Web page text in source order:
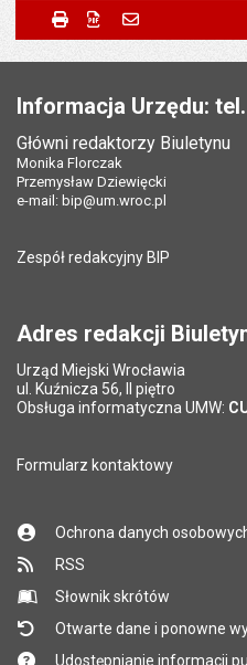
Metryczka
Odpowiedzialny za treść:
Data ostatniej aktualizacji:
Liczba wyświetleń:
Powiadom znajomego
Powiadom znajomego
Twoje imię i nazwisko
Twój adres e-mail Pole
Tytuł e-mailaPole
*
Adres e-mail znajomego
Pytanie antyspamowe
*
Pole wymagane
Drukuj Zapisz do PDF
Informacja Urzędu:
Główni redaktorzy Biuletynu
Monika Florczak
Przemysław Dziewięcki
e-mail: bip@um.wroc.pl
Zespół redakcyjny BIP
Adres redakcji
Urząd Miejski Wrocławia
ul. Kuźnicza 56, II piętro
Obsługa informatyczna UMW:
Formularz kontaktowy
Ochrona danych
RSS
Słownik skrótów
Otwarte dane i ponowne
Udostępnianie informacji